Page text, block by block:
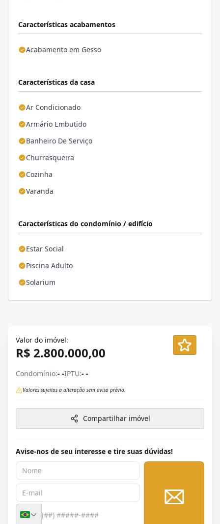
Características acabamentos
Acabamento em Gesso
Características da casa
Ar Condicionado
Armário Embutido
Banheiro De Serviço
Churrasqueira
Cozinha
Varanda
Características do condomínio / edifício
Estar Social
Piscina Adulto
Solarium
Valor do imóvel:
R$ 2.800.000,00
Condomínio:- -IPTU:- -
Valores sujeitos a alteração sem aviso prévio.
Compartilhar imóvel
Avise-nos de seu interesse e tire suas dúvidas!